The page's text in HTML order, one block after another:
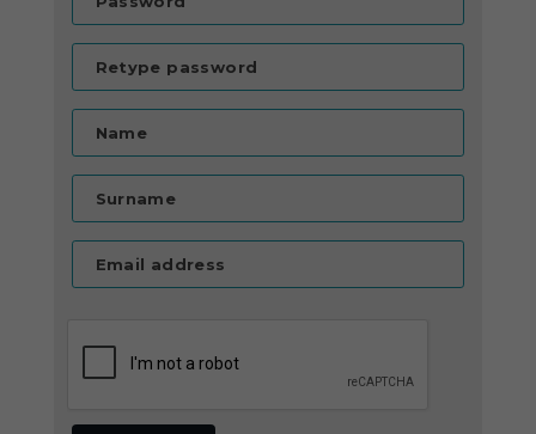
Retype password
Name
Surname
Email address